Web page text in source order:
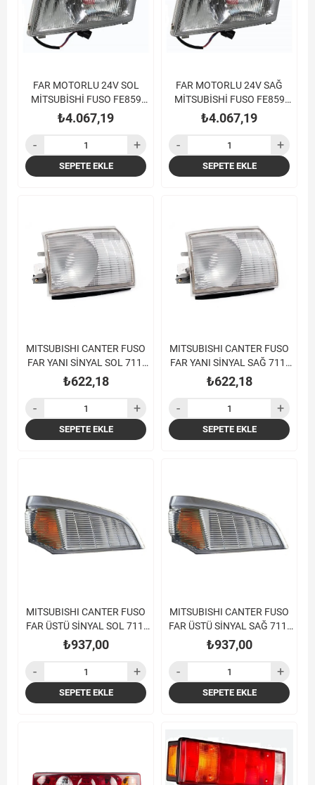
FAR MOTORLU 24V SOL
MİTSUBİSHİ FUSO FE859
FE839 FE711 (CAMLI TİP)
₺4.067,19
SEPETE EKLE
FAR MOTORLU 24V SAĞ
MİTSUBİSHİ FUSO FE859
FE839 FE711 (CAMLI TİP)
₺4.067,19
SEPETE EKLE
MITSUBISHI CANTER FUSO
FAR YANI SİNYAL SOL 711-
839-859 06-
₺622,18
SEPETE EKLE
MITSUBISHI CANTER FUSO
FAR YANI SİNYAL SAĞ 711-
839-859 06-
₺622,18
SEPETE EKLE
MITSUBISHI CANTER FUSO
FAR ÜSTÜ SİNYAL SOL 711-
839-859 06-
₺937,00
SEPETE EKLE
MITSUBISHI CANTER FUSO
FAR ÜSTÜ SİNYAL SAĞ 711-
839-859 06-
₺937,00
SEPETE EKLE